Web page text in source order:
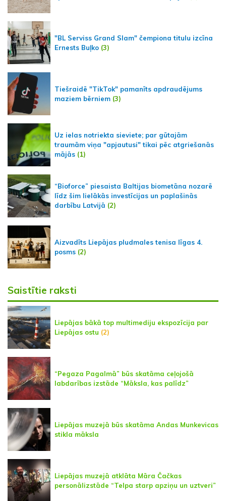
"BL Serviss Grand Slam" čempiona titulu izcīna
Ernests Buļko (3)
Tiešraidē "TikTok" pamanīts apdraudējums
maziem bērniem (3)
Uz ielas notriekta sieviete; par gūtajām
traumām viņa "apjautusi" tikai pēc atgriešanās
mājās (1)
“Bioforce” piesaista Baltijas biometāna nozarē
līdz šim lielākās investīcijas un paplašinās
darbību Latvijā (2)
Aizvadīts Liepājas pludmales tenisa līgas 4.
posms (2)
Saistītie raksti
Liepājas bākā top multimediju ekspozīcija par
Liepājas ostu (2)
“Pegaza Pagalmā” būs skatāma ceļojošā
labdarības izstāde “Māksla, kas palīdz”
Liepājas muzejā būs skatāma Andas Munkevicas
stikla māksla
Liepājas muzejā atklāta Māra Čačkas
personālizstāde “Telpa starp apziņu un uztveri”